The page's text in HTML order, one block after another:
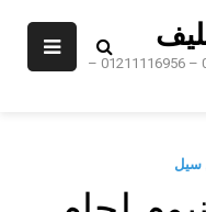
اسعار ماكينات التعبئة والتغليف 01211116954 – 01211116956 –